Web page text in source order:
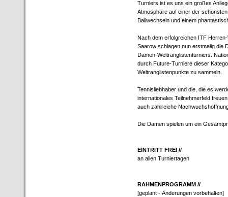
Turniers ist es uns ein großes
Atmosphäre auf einer der
Ballwechseln und einem
Nach dem erfolgreichen ITF
Saarow schlagen nun erstmalig die
Damen-Weltranglistenturniers.
durch Future-Turniere dieser
Weltranglistenpunkte zu sammeln.
Tennisliebhaber und die, die es
internationales Teilnehmerfeld
auch zahlreiche
Die Damen spielen um ein
EINTRITT FREI //
an allen Turniertagen
RAHMENPROGRAMM //
[geplant - Änderungen vorbehalten]